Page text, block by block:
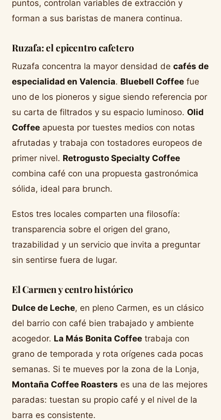
puntos, controlan variables de extracción y
forman a sus baristas de manera continua.
Ruzafa: el epicentro cafetero
Ruzafa concentra la mayor densidad de cafés de
especialidad en Valencia. Bluebell Coffee fue
uno de los pioneros y sigue siendo referencia por
su carta de filtrados y su espacio luminoso. Olid
Coffee apuesta por tuestes medios con notas
afrutadas y trabaja con tostadores europeos de
primer nivel. Retrogusto Specialty Coffee
combina café con una propuesta gastronómica
sólida, ideal para brunch.
Estos tres locales comparten una filosofía:
transparencia sobre el origen del grano,
trazabilidad y un servicio que invita a preguntar
sin sentirse fuera de lugar.
El Carmen y centro histórico
Dulce de Leche, en pleno Carmen, es un clásico
del barrio con café bien trabajado y ambiente
acogedor. La Más Bonita Coffee trabaja con
grano de temporada y rota orígenes cada pocas
semanas. Si te mueves por la zona de la Lonja,
Montaña Coffee Roasters es una de las mejores
paradas: tuestan su propio café y el nivel de la
barra es consistente.